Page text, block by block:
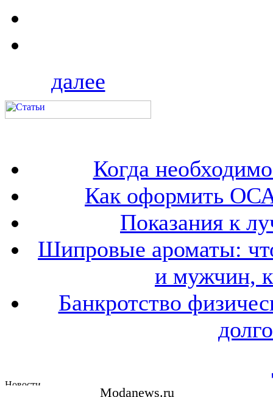
далее
Когда
Как оформить
Показания к
Шипровые ароматы:
и мужчин,
Банкротство
Modanews.ru